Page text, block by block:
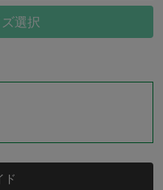
選択
ド